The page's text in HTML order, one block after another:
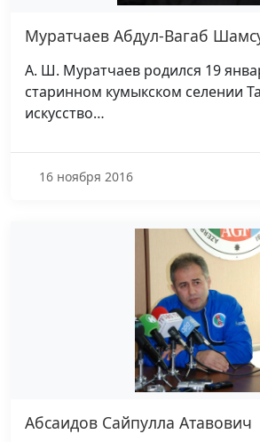
Муратчаев Абдул-Вагаб
А. Ш. Муратчаев родился 19
старинном кумыкском селении
искусство…
16 ноября 2016
Абсаидов Сайпулла Атавович